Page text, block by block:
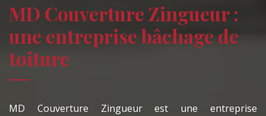
MD Couverture Zingueur :
une entreprise bâchage de
toiture
MD Couverture Zingueur est une entreprise